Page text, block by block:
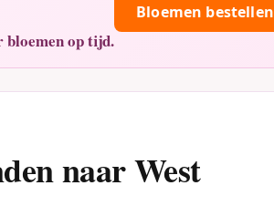
bloemen op tijd.
Bloemen bestellen
naar West